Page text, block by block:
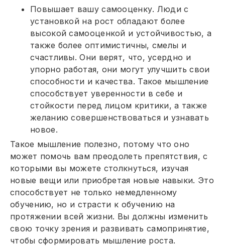
Повышает вашу самооценку. Люди с
установкой на рост обладают более
высокой самооценкой и устойчивостью, а
также более оптимистичны, смелы и
счастливы. Они верят, что, усердно и
упорно работая, они могут улучшить свои
способности и качества. Такое мышление
способствует уверенности в себе и
стойкости перед лицом критики, а также
желанию совершенствоваться и узнавать
новое.
Такое мышление полезно, потому что оно
может помочь вам преодолеть препятствия, с
которыми вы можете столкнуться, изучая
новые вещи или приобретая новые навыки. Это
способствует не только немедленному
обучению, но и страсти к обучению на
протяжении всей жизни. Вы должны изменить
свою точку зрения и развивать самопринятие,
чтобы сформировать мышление роста.